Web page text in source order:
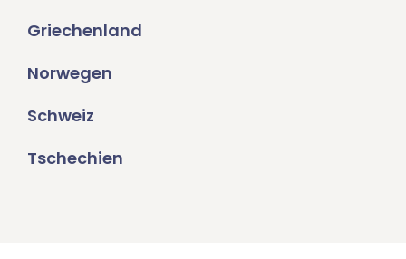
Griechenland
Norwegen
Schweiz
Tschechien